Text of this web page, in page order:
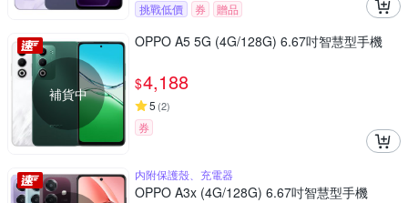
挑戰低價 券 贈品
補貨中
OPPO A5 5G (4G/128G) 6.67吋智慧型手機
$4,188
5 (2)
券
内附保護殼、充電器
OPPO A3x (4G/128G) 6.67吋智慧型手機